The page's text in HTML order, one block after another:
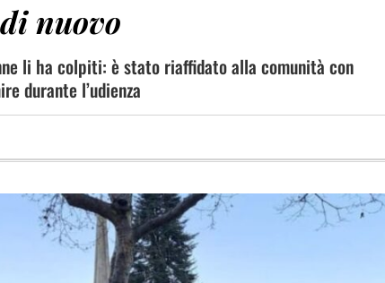
nuovo
li ha colpiti: è stato riaffidato alla comunità con
durante l’udienza